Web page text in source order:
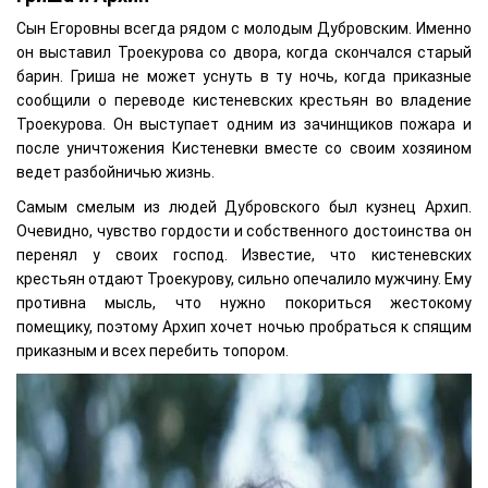
Сын Егоровны всегда рядом с молодым Дубровским. Именно
он выставил Троекурова со двора, когда скончался старый
барин. Гриша не может уснуть в ту ночь, когда приказные
сообщили о переводе кистеневских крестьян во владение
Троекурова. Он выступает одним из зачинщиков пожара и
после уничтожения Кистеневки вместе со своим хозяином
ведет разбойничью жизнь.
Самым смелым из людей Дубровского был кузнец Архип.
Очевидно, чувство гордости и собственного достоинства он
перенял у своих господ. Известие, что кистеневских
крестьян отдают Троекурову, сильно опечалило мужчину. Ему
противна мысль, что нужно покориться жестокому
помещику, поэтому Архип хочет ночью пробраться к спящим
приказным и всех перебить топором.